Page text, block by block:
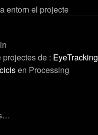
entorn el projecte
projectes de : EyeTracking
en Processing